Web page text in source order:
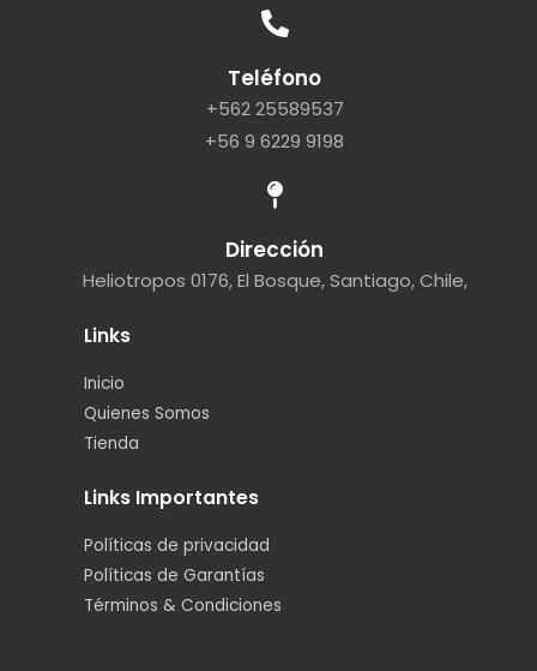
Teléfono
+562 25589537
+56 9 6229 9198
Dirección
Heliotropos 0176, El Bosque, Santiago, Chile,
Links
Inicio
Quienes Somos
Tienda
Links Importantes
Políticas de privacidad
Políticas de Garantías
Términos & Condiciones